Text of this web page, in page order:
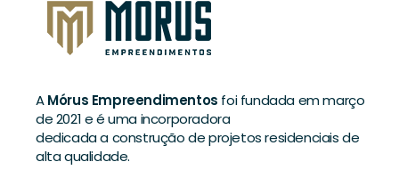
AMórus Empreendimentos foi fundada em março
de 2021 e é uma incorporadora
dedicada a construção de projetos residenciais de
alta qualidade.